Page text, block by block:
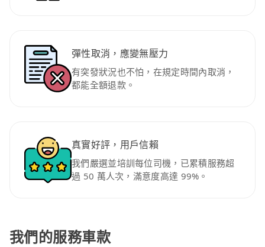
彈性取消，應變無壓力
有突發狀況也不怕，在規定時間內取消，
都能全額退款。
真實好評，用戶信賴
我們嚴選並培訓每位司機，已累積服務超
過 50 萬人次，滿意度高達 99%。
我們的服務車款